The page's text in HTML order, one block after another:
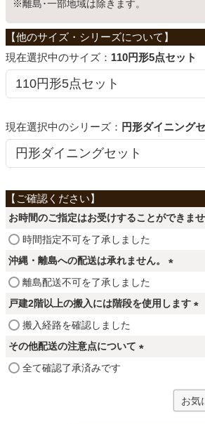
ホームオフィス
こたつ
寝具
カーテン
ラグ
マット
※離島･一部地域は除きます。
サイズ： 110円形5点セット
シリーズ： 円形ダイニング
お時間のご指定はお受けすることができませ
時間指定不可を了承しました
沖縄・離島への配送は承れません。
必
離島配送不可を了承しました
戸建2階以上の搬入には階段を使用します
搬入経路を確認しました
その他配送の注意点について
全て確認了承済みです
お気